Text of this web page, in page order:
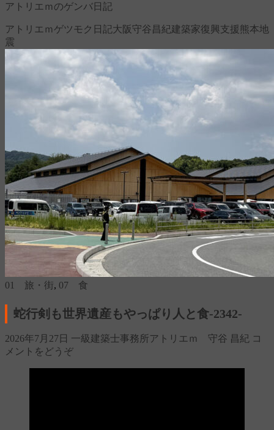
アトリエｍのゲンバ日記
アトリエｍゲツモク日記大阪守谷昌紀建築家復興支援熊本地
震
01 旅・街, 07 食
蛇行剣も世界遺産もやっぱり人と食‐2342‐
2026年7月27日 一級建築士事務所アトリエｍ 守谷 昌紀 コ
メントをどうぞ